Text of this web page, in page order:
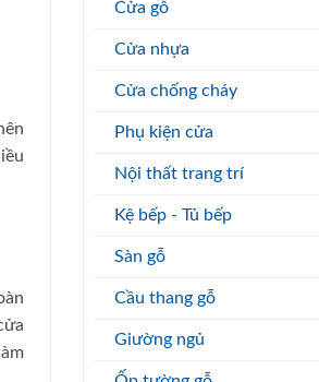
Cửa gỗ
Cửa nhựa
Cửa chống cháy
Phụ kiện cửa
Nội thất trang trí
Kệ bếp - Tủ bếp
Sàn gỗ
Cầu thang gỗ
Giường ngủ